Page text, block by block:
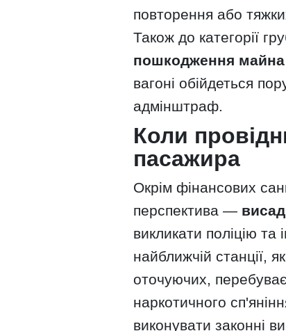
повторення або
Також до категорії
пошкодження майна
вагоні обійдеться
адмінштраф.
Коли
пасажира
Окрім фінансових
перспектива —
викликати поліцію та
найближчій станції,
оточуючих,
наркотичного
виконувати законні